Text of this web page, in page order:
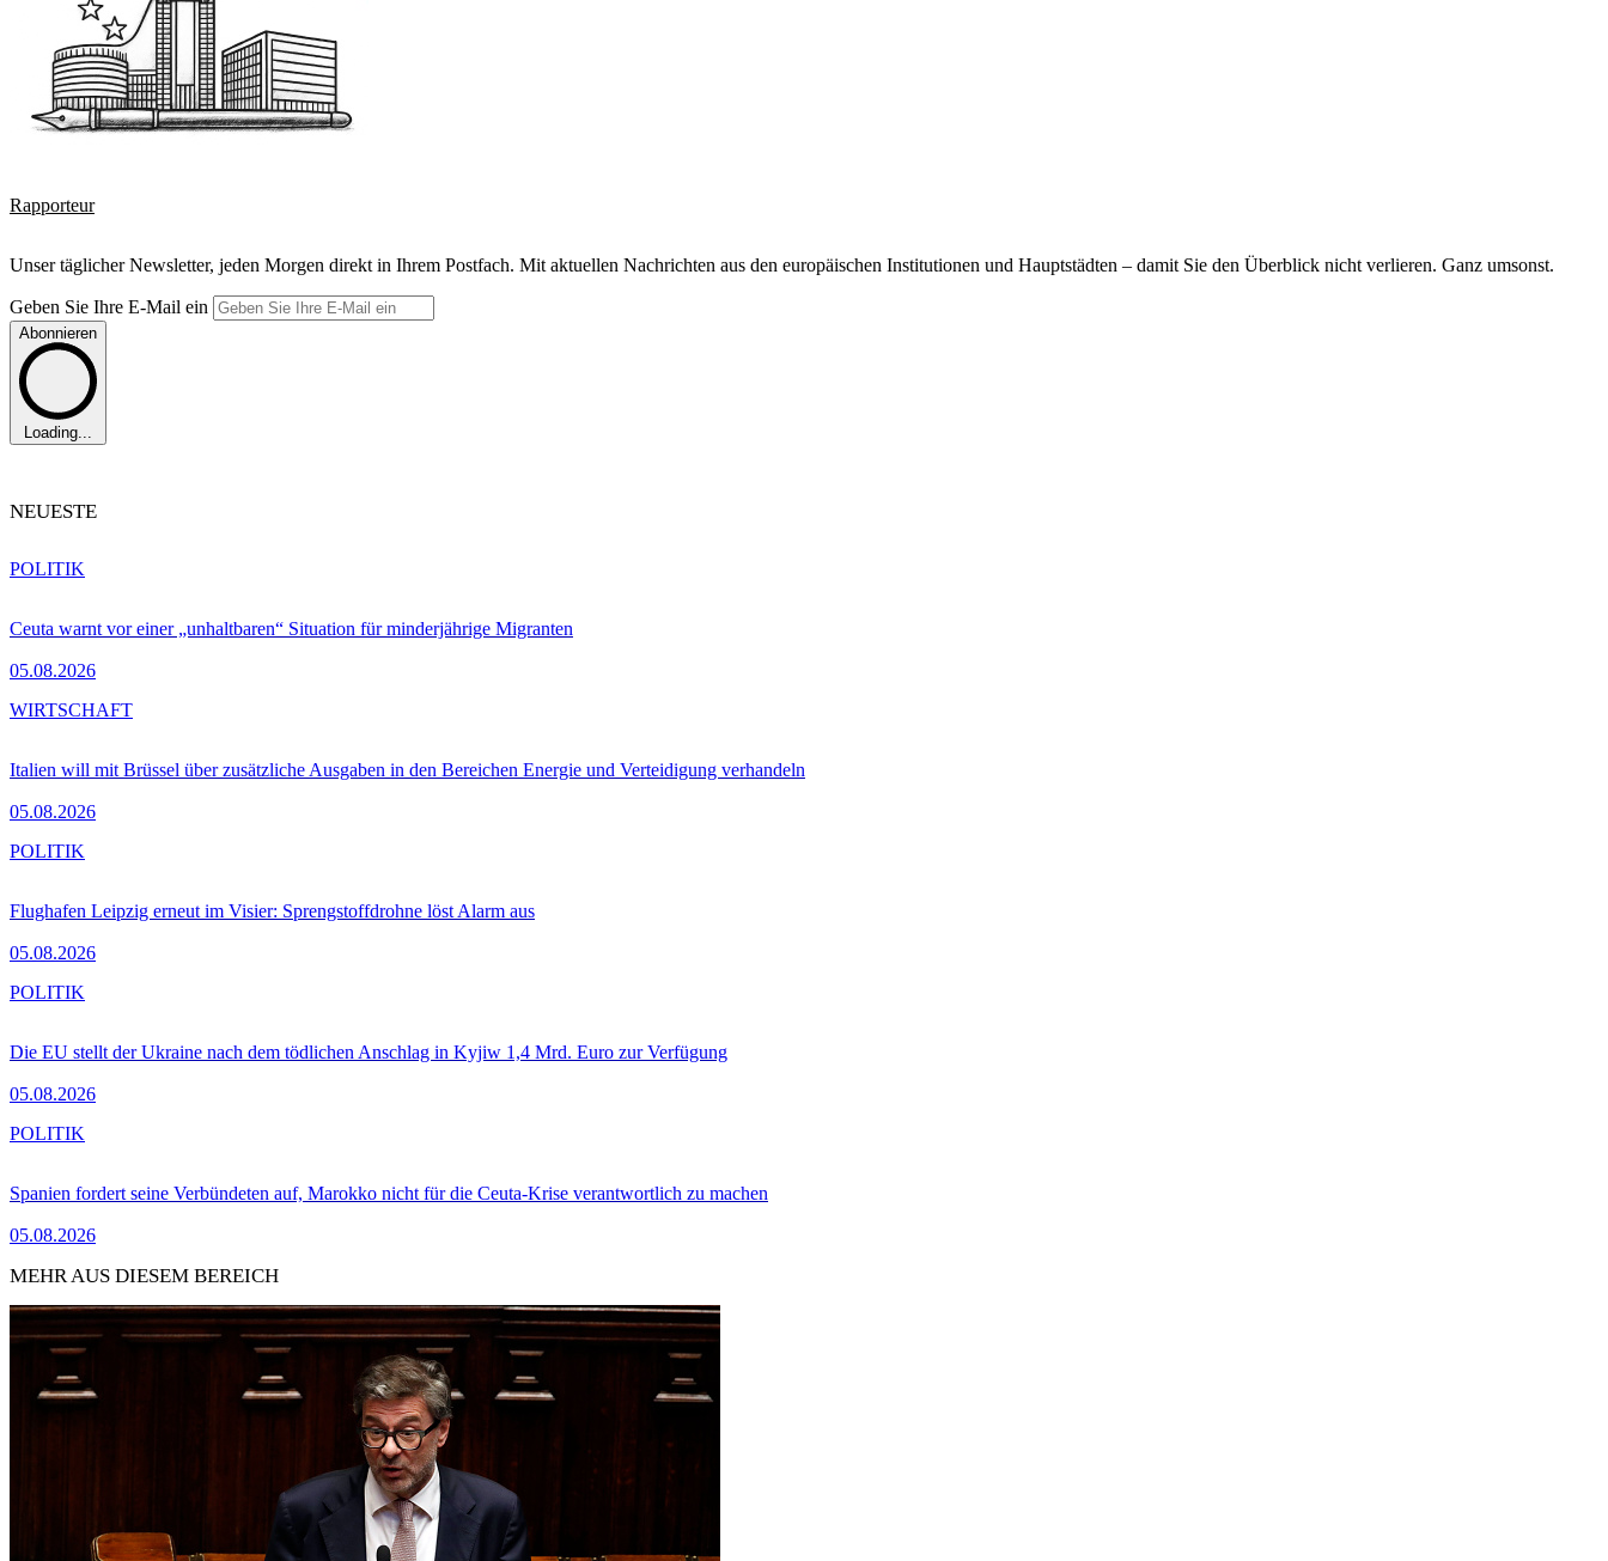
Rapporteur
Unser täglicher Newsletter, jeden Morgen direkt in Ihrem Postfach. Mit aktuellen Nachrichten aus den europäischen Institutionen und Hauptstädten – damit Sie den Überblick nicht verlieren. Ganz umsonst.
Geben Sie Ihre E-Mail ein
Abonnieren
Loading...
NEUESTE
Ceuta warnt vor einer „unhaltbaren“ Situation für minderjährige Migranten
05.08.2026
POLITIK
Italien will mit Brüssel über zusätzliche Ausgaben in den Bereichen Energie und Verteidigung verhandeln
05.08.2026
WIRTSCHAFT
Flughafen Leipzig erneut im Visier: Sprengstoffdrohne löst Alarm aus
05.08.2026
POLITIK
Die EU stellt der Ukraine nach dem tödlichen Anschlag in Kyjiw 1,4 Mrd. Euro zur Verfügung
05.08.2026
POLITIK
Spanien fordert seine Verbündeten auf, Marokko nicht für die Ceuta-Krise verantwortlich zu machen
05.08.2026
POLITIK
MEHR AUS DIESEM BEREICH